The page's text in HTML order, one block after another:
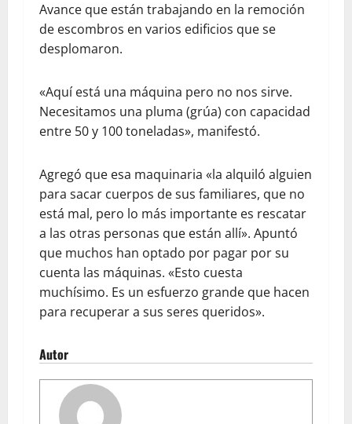
Avance que están trabajando en la remoción
de escombros en varios edificios que se
desplomaron.
«Aquí está una máquina pero no nos sirve.
Necesitamos una pluma (grúa) con capacidad
entre 50 y 100 toneladas», manifestó.
Agregó que esa maquinaria «la alquiló alguien
para sacar cuerpos de sus familiares, que no
está mal, pero lo más importante es rescatar
a las otras personas que están allí». Apuntó
que muchos han optado por pagar por su
cuenta las máquinas. «Esto cuesta
muchísimo. Es un esfuerzo grande que hacen
para recuperar a sus seres queridos».
Autor